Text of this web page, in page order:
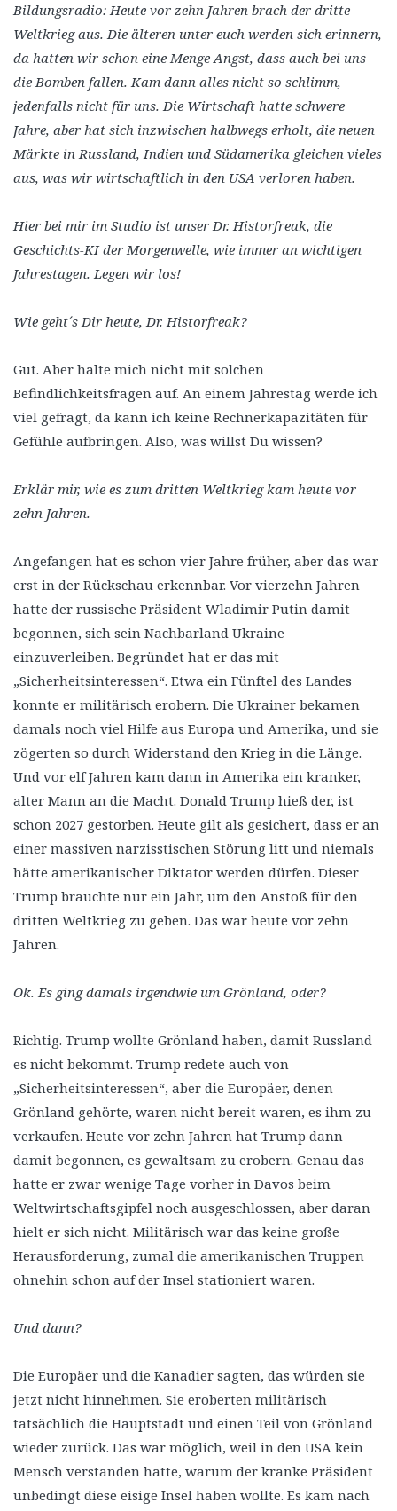
Bildungsradio: Heute vor zehn Jahren brach der dritte
Weltkrieg aus. Die älteren unter euch werden sich erinnern,
da hatten wir schon eine Menge Angst, dass auch bei uns
die Bomben fallen. Kam dann alles nicht so schlimm,
jedenfalls nicht für uns. Die Wirtschaft hatte schwere
Jahre, aber hat sich inzwischen halbwegs erholt, die neuen
Märkte in Russland, Indien und Südamerika gleichen vieles
aus, was wir wirtschaftlich in den USA verloren haben.
Hier bei mir im Studio ist unser Dr. Historfreak, die
Geschichts-KI der Morgenwelle, wie immer an wichtigen
Jahrestagen. Legen wir los!
Wie geht´s Dir heute, Dr. Historfreak?
Gut. Aber halte mich nicht mit solchen
Befindlichkeitsfragen auf. An einem Jahrestag werde ich
viel gefragt, da kann ich keine Rechnerkapazitäten für
Gefühle aufbringen. Also, was willst Du wissen?
Erklär mir, wie es zum dritten Weltkrieg kam heute vor
zehn Jahren.
Angefangen hat es schon vier Jahre früher, aber das war
erst in der Rückschau erkennbar. Vor vierzehn Jahren
hatte der russische Präsident Wladimir Putin damit
begonnen, sich sein Nachbarland Ukraine
einzuverleiben. Begründet hat er das mit
„Sicherheitsinteressen“. Etwa ein Fünftel des Landes
konnte er militärisch erobern. Die Ukrainer bekamen
damals noch viel Hilfe aus Europa und Amerika, und sie
zögerten so durch Widerstand den Krieg in die Länge.
Und vor elf Jahren kam dann in Amerika ein kranker,
alter Mann an die Macht. Donald Trump hieß der, ist
schon 2027 gestorben. Heute gilt als gesichert, dass er an
einer massiven narzisstischen Störung litt und niemals
hätte amerikanischer Diktator werden dürfen. Dieser
Trump brauchte nur ein Jahr, um den Anstoß für den
dritten Weltkrieg zu geben. Das war heute vor zehn
Jahren.
Ok. Es ging damals irgendwie um Grönland, oder?
Richtig. Trump wollte Grönland haben, damit Russland
es nicht bekommt. Trump redete auch von
„Sicherheitsinteressen“, aber die Europäer, denen
Grönland gehörte, waren nicht bereit waren, es ihm zu
verkaufen. Heute vor zehn Jahren hat Trump dann
damit begonnen, es gewaltsam zu erobern. Genau das
hatte er zwar wenige Tage vorher in Davos beim
Weltwirtschaftsgipfel noch ausgeschlossen, aber daran
hielt er sich nicht. Militärisch war das keine große
Herausforderung, zumal die amerikanischen Truppen
ohnehin schon auf der Insel stationiert waren.
Und dann?
Die Europäer und die Kanadier sagten, das würden sie
jetzt nicht hinnehmen. Sie eroberten militärisch
tatsächlich die Hauptstadt und einen Teil von Grönland
wieder zurück. Das war möglich, weil in den USA kein
Mensch verstanden hatte, warum der kranke Präsident
unbedingt diese eisige Insel haben wollte. Es kam nach